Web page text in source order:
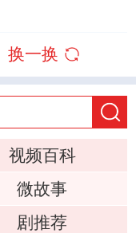
换一换
视频百科
微故事
剧推荐